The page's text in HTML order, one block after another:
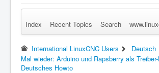
Remember Me Log in Forgot
Index Recent Topics Search
International LinuxCNC Users
Deutsch
Mal wieder: Arduino und Rapsberry als
Deutsches Howto